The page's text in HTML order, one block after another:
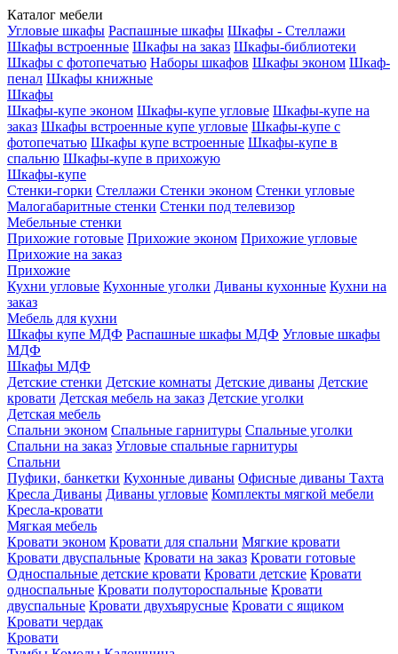
Каталог мебели
Угловые шкафы Распашные шкафы Шкафы - Стеллажи
Шкафы встроенные Шкафы на заказ Шкафы-библиотеки
Шкафы с фотопечатью Наборы шкафов Шкафы эконом Шкаф-
пенал Шкафы книжные
Шкафы
Шкафы-купе эконом Шкафы-купе угловые Шкафы-купе на
заказ Шкафы встроенные купе угловые Шкафы-купе с
фотопечатью Шкафы купе встроенные Шкафы-купе в
спальню Шкафы-купе в прихожую
Шкафы-купе
Стенки-горки Стеллажи Стенки эконом Стенки угловые
Малогабаритные стенки Стенки под телевизор
Мебельные стенки
Прихожие готовые Прихожие эконом Прихожие угловые
Прихожие на заказ
Прихожие
Кухни угловые Кухонные уголки Диваны кухонные Кухни на
заказ
Мебель для кухни
Шкафы купе МДФ Распашные шкафы МДФ Угловые шкафы
МДФ
Шкафы МДФ
Детские стенки Детские комнаты Детские диваны Детские
кровати Детская мебель на заказ Детские уголки
Детская мебель
Спальни эконом Спальные гарнитуры Спальные уголки
Спальни на заказ Угловые спальные гарнитуры
Спальни
Пуфики, банкетки Кухонные диваны Офисные диваны Тахта
Кресла Диваны Диваны угловые Комплекты мягкой мебели
Кресла-кровати
Мягкая мебель
Кровати эконом Кровати для спальни Мягкие кровати
Кровати двуспальные Кровати на заказ Кровати готовые
Односпальные детские кровати Кровати детские Кровати
односпальные Кровати полутороспальные Кровати
двуспальные Кровати двухъярусные Кровати с ящиком
Кровати чердак
Кровати